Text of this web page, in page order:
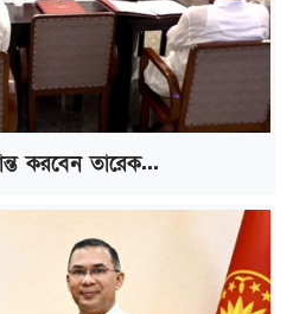
করবেন তারেক...